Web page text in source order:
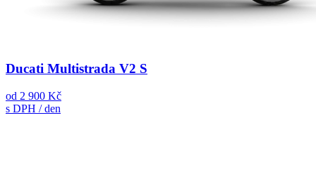
Ducati Multistrada V2 S
od 2 900 Kč
s DPH / den